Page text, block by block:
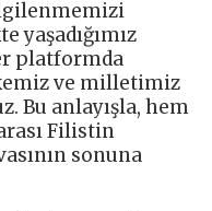
yaşadığımız
platformda
ve milletimiz
Bu anlayışla, hem
Filistin
sonuna